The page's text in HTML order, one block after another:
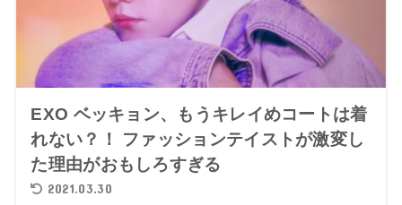
EXO ベッキョン、もうキレイめコートは着
れない？！ ファッションテイストが激変し
た理由がおもしろすぎる
2021.03.30